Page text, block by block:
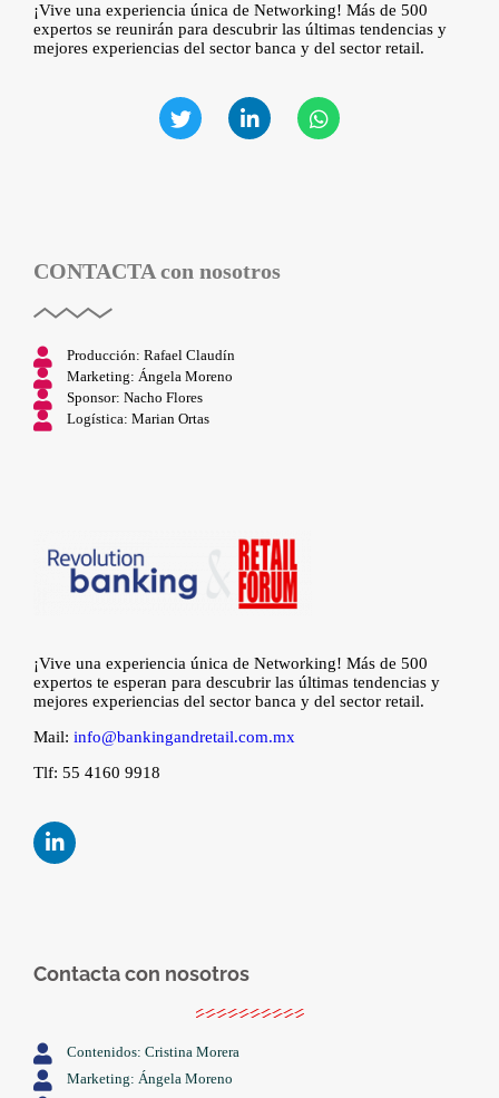
¡Vive una experiencia única de Networking! Más de 500
expertos se reunirán para descubrir las últimas tendencias y
mejores experiencias del sector banca y del sector retail.
CONTACTA con nosotros
Producción: Rafael Claudín
Marketing: Ángela Moreno
Sponsor: Nacho Flores
Logística: Marian Ortas
¡Vive una experiencia única de Networking! Más de 500
expertos te esperan para descubrir las últimas tendencias y
mejores experiencias del sector banca y del sector retail.
Mail: info@bankingandretail.com.mx
Tlf: 55 4160 9918
Contacta con nosotros
Contenidos: Cristina Morera
Marketing: Ángela Moreno